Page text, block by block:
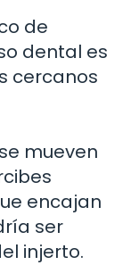
de
dental es
cercanos
mueven
encajan
ser
injerto.